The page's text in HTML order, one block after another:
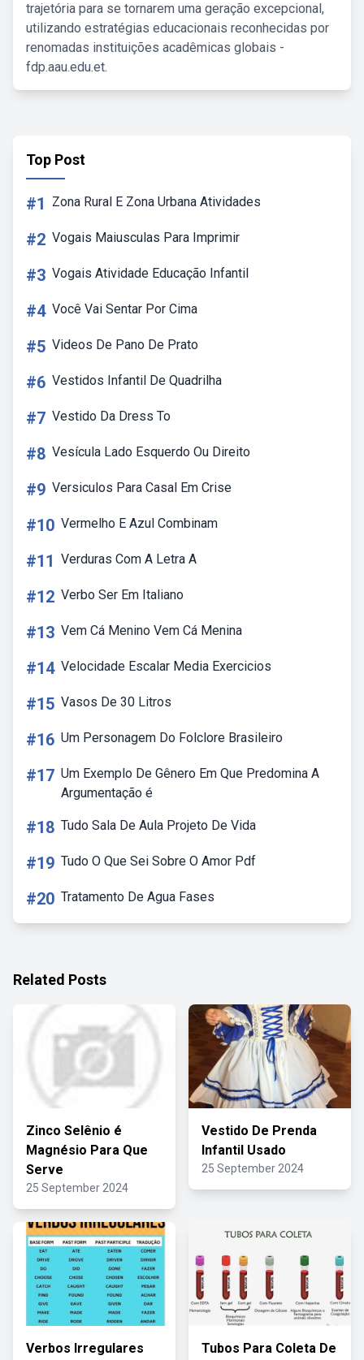
trajetória para se tornarem uma geração excepcional,
utilizando estratégias educacionais reconhecidas por
renomadas instituições acadêmicas globais -
fdp.aau.edu.et.
Top Post
#1 Zona Rural E Zona Urbana Atividades
#2 Vogais Maiusculas Para Imprimir
#3 Vogais Atividade Educação Infantil
#4 Você Vai Sentar Por Cima
#5 Videos De Pano De Prato
#6 Vestidos Infantil De Quadrilha
#7 Vestido Da Dress To
#8 Vesícula Lado Esquerdo Ou Direito
#9 Versiculos Para Casal Em Crise
#10 Vermelho E Azul Combinam
#11 Verduras Com A Letra A
#12 Verbo Ser Em Italiano
#13 Vem Cá Menino Vem Cá Menina
#14 Velocidade Escalar Media Exercicios
#15 Vasos De 30 Litros
#16 Um Personagem Do Folclore Brasileiro
#17 Um Exemplo De Gênero Em Que Predomina A
Argumentação é
#18 Tudo Sala De Aula Projeto De Vida
#19 Tudo O Que Sei Sobre O Amor Pdf
#20 Tratamento De Agua Fases
Related Posts
Zinco Selênio é
Magnésio Para Que
Serve
25 September 2024
Vestido De Prenda
Infantil Usado
25 September 2024
Verbos Irregulares Tubos Para Coleta De